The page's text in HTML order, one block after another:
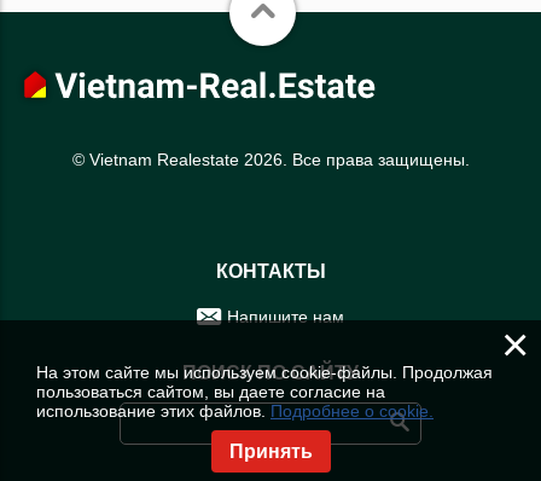
© Vietnam Realestate 2026. Все права защищены.
КОНТАКТЫ
Напишите нам
ПОИСК ПО САЙТУ
×
На этом сайте мы используем cookie-файлы. Продолжая
пользоваться сайтом, вы даете согласие на
использование этих файлов. Подробнее о cookie.
Принять